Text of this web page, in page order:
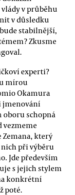
v průběhu
v důsledku
stabilnější,
Zkusme
experti?
mírou
Okamura
jmenování
schopná
vezmeme
Zemana, který
nich při výběru
Jde především
s jejich stylem
konkrétní
poté.